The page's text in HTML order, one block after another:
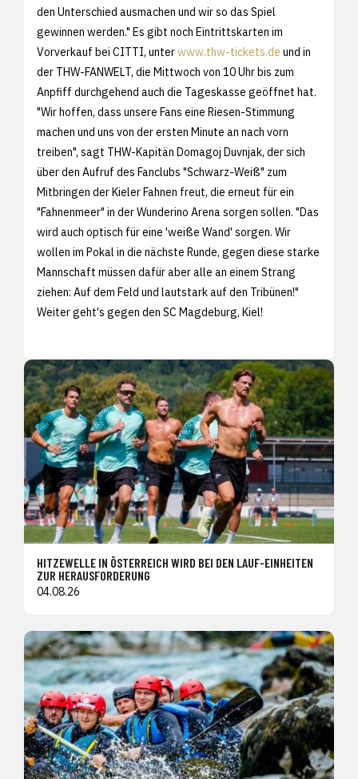
den Unterschied ausmachen und wir so das Spiel
gewinnen werden." Es gibt noch Eintrittskarten im
Vorverkauf bei CITTI, unterwww.thw-tickets.de und in
der THW-FANWELT, die Mittwoch von 10 Uhr bis zum
Anpfiff durchgehend auch die Tageskasse geöffnet hat.
"Wir hoffen, dass unsere Fans eine Riesen-Stimmung
machen und uns von der ersten Minute an nach vorn
treiben", sagt THW-Kapitän Domagoj Duvnjak, der sich
über den Aufruf des Fanclubs "Schwarz-Weiß" zum
Mitbringen der Kieler Fahnen freut, die erneut für ein
"Fahnenmeer" in der Wunderino Arena sorgen sollen. "Das
wird auch optisch für eine 'weiße Wand' sorgen. Wir
wollen im Pokal in die nächste Runde, gegen diese starke
Mannschaft müssen dafür aber alle an einem Strang
ziehen: Auf dem Feld und lautstark auf den Tribünen!"
Weiter geht's gegen den SC Magdeburg, Kiel!
HITZEWELLE IN ÖSTERREICH WIRD BEI DEN LAUF-EINHEITEN
ZUR HERAUSFORDERUNG
04.08.26